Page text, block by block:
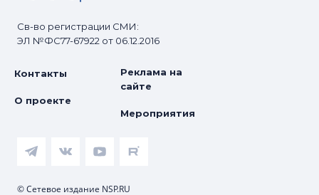
Св-во регистрации СМИ:
ЭЛ №ФС77-67922 от 06.12.2016
Контакты
О проекте
Реклама на
сайте
Мероприятия
© Сетевое издание NSP.RU